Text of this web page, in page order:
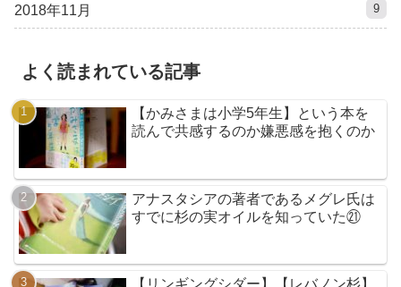
2018年11月 9
よく読まれている記事
【かみさまは小学5年生】という本を
読んで共感するのか嫌悪感を抱くのか
アナスタシアの著者であるメグレ氏は
すでに杉の実オイルを知っていた㉑